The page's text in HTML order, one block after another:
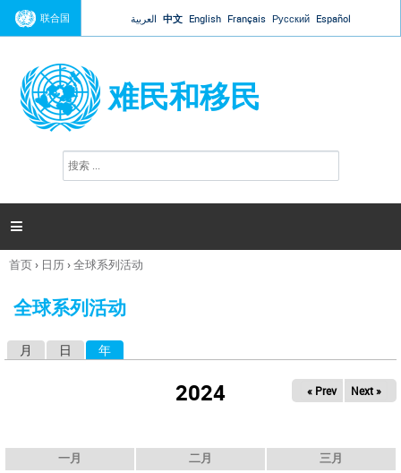
Jump to navigation
联合国 العربية 中文 English Français Русский Español
难民和移民
搜
索

你
这
首页› 日历›全球系列活动
全球系列活动
月 日 年
2024 « Prev Next »
一月 二月 三月